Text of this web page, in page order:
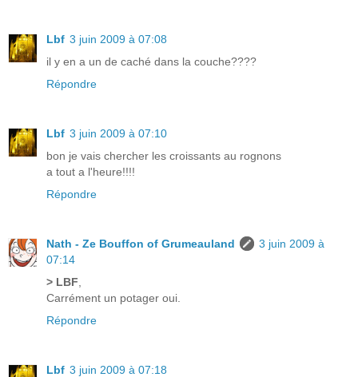
Lbf 3 juin 2009 à 07:08
il y en a un de caché dans la couche????
Répondre
Lbf 3 juin 2009 à 07:10
bon je vais chercher les croissants au rognons
a tout a l'heure!!!!
Répondre
Nath - Ze Bouffon of Grumeauland
3 juin 2009 à
07:14
> LBF
Carrément un potager oui.
Répondre
Lbf 3 juin 2009 à 07:18